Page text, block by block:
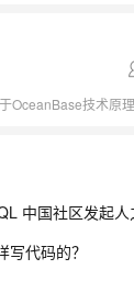
代码的？